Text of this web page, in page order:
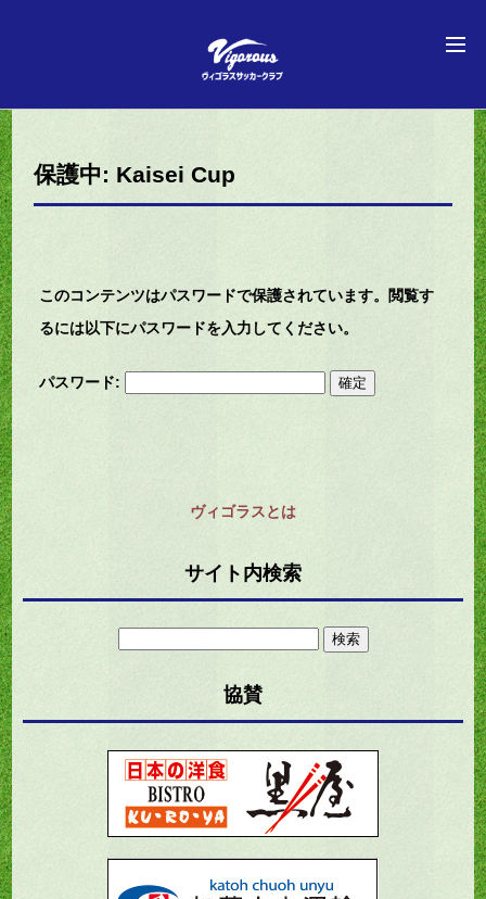
保護中: Kaisei Cup
このコンテンツはパスワードで保護されています。閲覧す
るには以下にパスワードを入力してください。
パスワード:
ヴィゴラスとは
サイト内検索
協賛